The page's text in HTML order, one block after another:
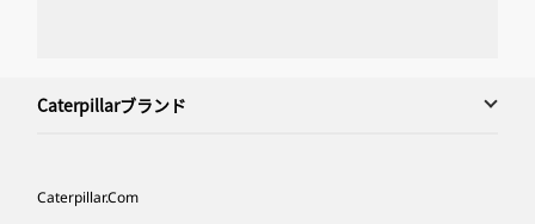
Caterpillarブランド
Caterpillar.com